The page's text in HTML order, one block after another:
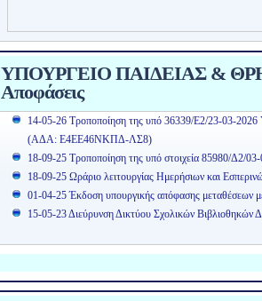
ΥΠΟΥΡΓΕΙΟ ΠΑΙΔΕΙΑΣ &
Αποφάσεις
14-05-26 Τροποποίηση της υπό 36339/Ε2/23-03-2026
(ΑΔΑ: Ε4ΕΕ46ΝΚΠΔ-ΛΣ8)
18-09-25 Τροποποίηση της υπό στοιχεία 85980/Δ2/
18-09-25 Ωράριο λειτουργίας Ημερήσιων και
01-04-25 Έκδοση υπουργικής απόφασης
15-05-23 Διεύρυνση Δικτύου Σχολικών Βιβλιοθηκών